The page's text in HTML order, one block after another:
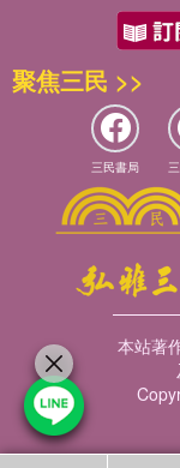
聚焦三民 >>
三民書局
本站著